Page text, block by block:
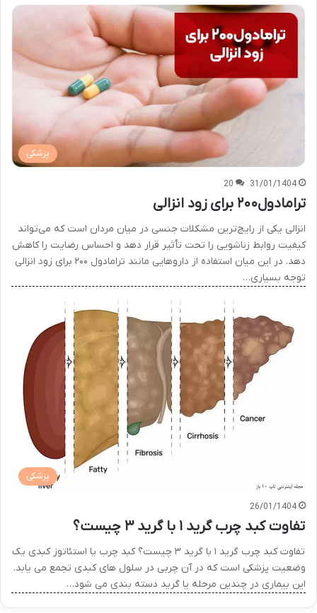
پزشکی
31/01/1404
20
ترامادول۲۰۰ برای زود انزالی
انزالی یکی از رایج‌ترین مشکلات جنسی در میان مردان است که می‌تواند
کیفیت روابط زناشویی را تحت تأثیر قرار دهد و احساس رضایت را کاهش
دهد. در این میان استفاده از داروهایی مانند ترامادول ۲۰۰ برای زود انزالی
توجه بسیاری…
پزشکی
26/01/1404
تفاوت کبد چرب گرید ۱ با گرید ۳ چیست؟
تفاوت کبد چرب گرید ۱ با گرید ۳ چیست؟ کبد چرب یا استئاتوز کبدی یک
وضعیت پزشکی است که در آن چربی در سلول های کبدی تجمع می یابد.
این بیماری در چندین مرحله یا گرید دسته بندی می شود…